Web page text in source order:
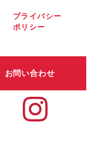
プライバシー
ポリシー
お問い合わせ